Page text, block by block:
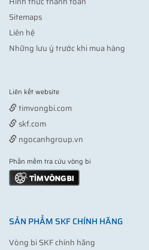
Sitemaps
Liên hệ
Những lưu ý trước khi mua hàng
Liên kết website
timvongbi.com
skf.com
ngocanhgroup.vn
Phần mềm tra cứu vòng bi
SẢN PHẨM SKF CHÍNH HÃNG
Vòng bi SKF chính hãng